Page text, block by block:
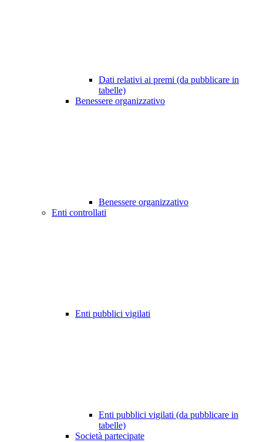
Dati relativi ai premi (da pubblicare in
tabelle)
Benessere organizzativo
Benessere organizzativo
Enti controllati
Enti pubblici vigilati
Enti pubblici vigilati (da pubblicare in
tabelle)
Società partecipate